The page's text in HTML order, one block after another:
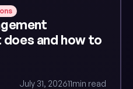
and how to
July 31, 202611min read